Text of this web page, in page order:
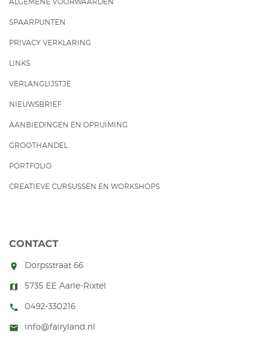
SPAARPUNTEN
PRIVACY VERKLARING
LINKS
VERLANGLIJSTJE
NIEUWSBRIEF
AANBIEDINGEN EN OPRUIMING
GROOTHANDEL
PORTFOLIO
CREATIEVE CURSUSSEN EN WORKSHOPS
CONTACT
room Dorpsstraat 66
map 5735 EE Aarle-Rixtel
call 0492-330216
mail info@fairyland.nl